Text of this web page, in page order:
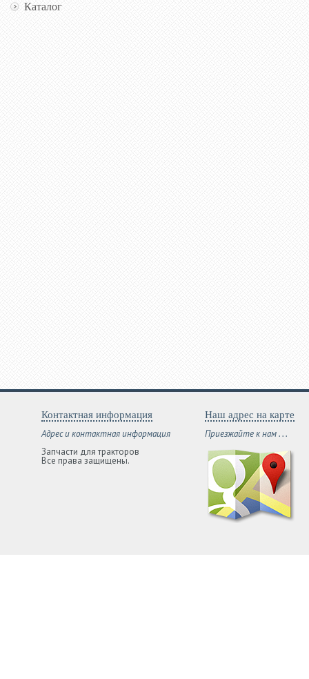
Каталог
Контактная информация
Адрес и контактная информация
Запчасти для тракторов
Все права защищены.
Наш адрес на карте
Приезжайте к нам . . .